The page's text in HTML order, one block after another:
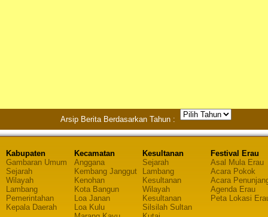
Arsip Berita Berdasarkan Tahun :
Kabupaten
Gambaran Umum
Sejarah
Wilayah
Lambang
Pemerintahan
Kepala Daerah
Kecamatan
Anggana
Kembang Janggut
Kenohan
Kota Bangun
Loa Janan
Loa Kulu
Kesultanan
Sejarah
Lambang
Kesultanan
Wilayah
Kesultanan
Silsilah Sultan
Festival Erau
Asal Mula Erau
Acara Pokok
Acara
Agenda Erau
Peta Lokasi